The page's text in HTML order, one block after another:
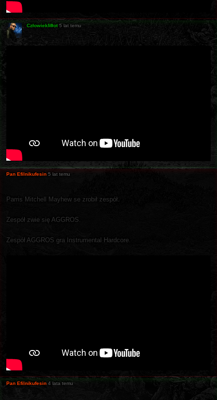
CzłowiekMłot 5 lat temu
Pan Efilnikufesin 5 lat temu
Parris Mitchell Mayhew se zrobił zespół.
Zespół zwie się AGGROS.
Zespół AGGROS gra Instrumental Hardcore.
Pan Efilnikufesin 4 lata temu